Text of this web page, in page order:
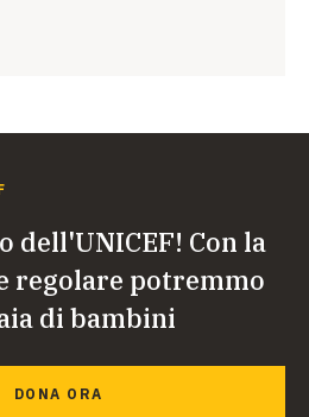
dell'UNICEF! Con la
regolare potremmo
di bambini
DONA ORA